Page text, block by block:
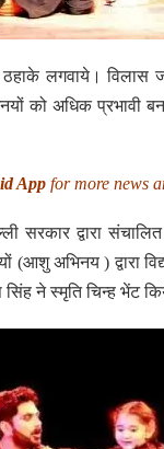
लगवाये। विलास
को अधिक प्रभावी
App for more news
द्वारा
(आशु अभिनय ) द्वारा
ने स्मृति चिन्ह भेंट